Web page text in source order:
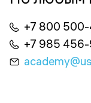
+7 800
+7 985